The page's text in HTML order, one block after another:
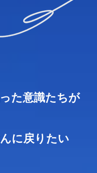
た意識たちが
に戻りたい